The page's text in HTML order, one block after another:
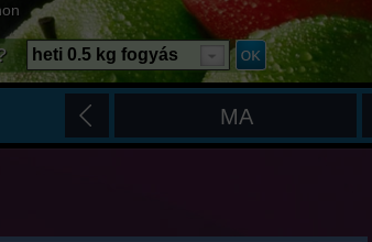
heti 0.5 kg fogyás
MA